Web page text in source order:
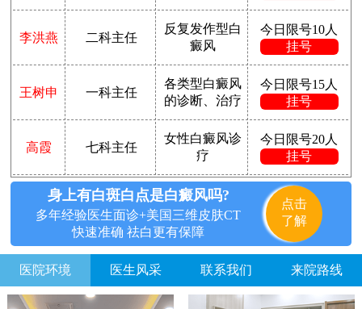
李洪燕 二科主任
反复发作型白
癜风
今日限号10人
挂号
王树申 一科主任
各类型白癜风
的诊断、治疗
今日限号15人
挂号
高霞 七科主任
女性白癜风诊
疗
今日限号20人
挂号
身上有白斑白点是白癜风吗?
多年经验医生面诊+美国三维皮肤CT
快速准确 祛白更有保障
点击
了解
医院环境 医生风采 联系我们 来院路线